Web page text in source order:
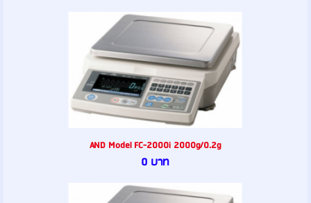
AND Model FC-2000i 2000g/0.2g
0 บาท